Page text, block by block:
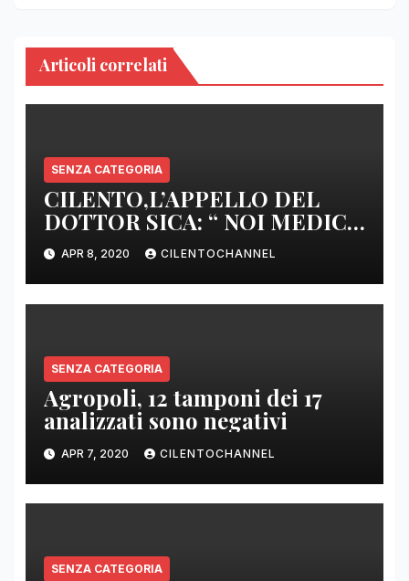
Articoli correlati
SENZA CATEGORIA
CILENTO,L’APPELLO DEL
DOTTOR SICA: “ NOI MEDICI
DI BASE SIAMO SENZA ARMI
E SENZA PRESIDI”
APR 8, 2020 CILENTOCHANNEL
SENZA CATEGORIA
Agropoli, 12 tamponi dei 17
analizzati sono negativi
APR 7, 2020 CILENTOCHANNEL
SENZA CATEGORIA